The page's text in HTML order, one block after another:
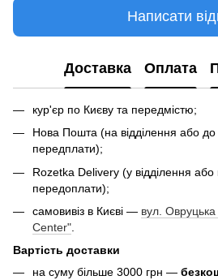
Написати
Доставка Оплата
кур'єр по Києву та передмістю;
Нова Пошта (на відділення або
передплати);
Rozetka Delivery (у відділення
передоплати);
самовивіз в Києві — вул.
Center"
Вартість доставки
на суму більше 3000 грн —